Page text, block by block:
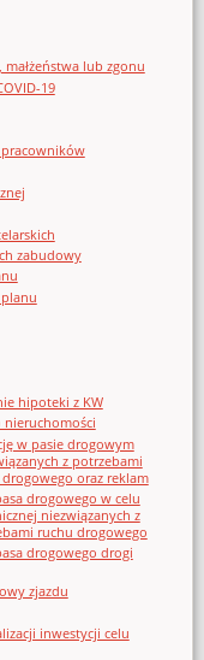
lub zgonu
19
pracowników
zabudowy
hipoteki z KW
w pasie drogowym
z potrzebami
oraz reklam
drogowego w celu
niezwiązanych z
ruchu drogowego
drogowego drogi
zjazdu
inwestycji celu